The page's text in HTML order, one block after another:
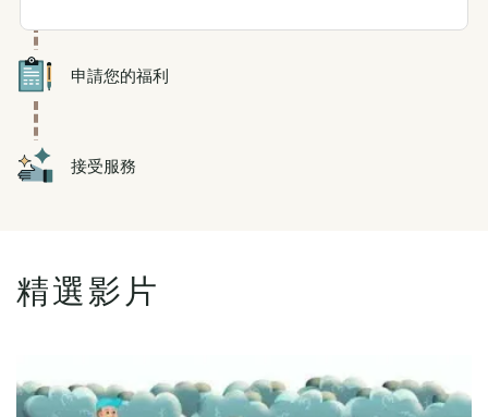
Icon 申請您的福利
Icon 接受服務
精選影片